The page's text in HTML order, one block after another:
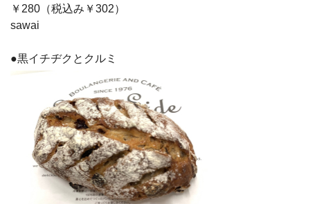
￥280（税込み￥302）
sawai
●黒イチヂクとクルミ